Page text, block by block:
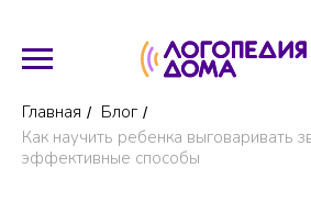
Главная / Блог /
Как научить ребенка выговаривать
эффективные способы